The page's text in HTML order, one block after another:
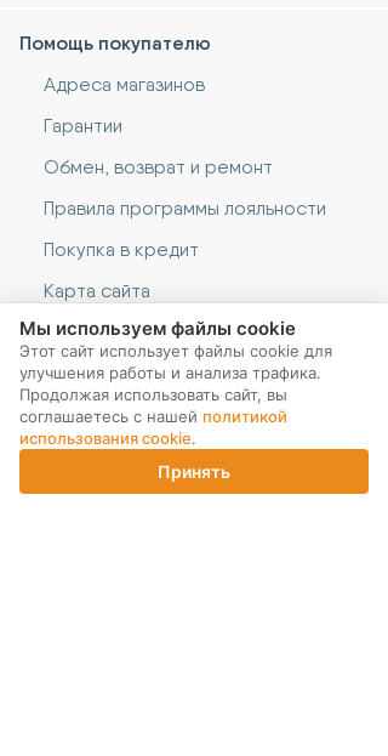
Помощь покупателю
Адреса магазинов
Гарантии
Обмен, возврат и ремонт
Правила программы лояльности
Покупка в кредит
Карта сайта
Сервис Центр
Сервис СдалКупил
Не нашли ответа? Напишите нам
ЗАДАТЬ ВОПРОС
Корзина
Мы используем файлы cookie
Этот сайт использует файлы cookie для
улучшения работы и анализа трафика.
Продолжая использовать сайт, вы
соглашаетесь с нашей политикой
использования cookie.
Принять